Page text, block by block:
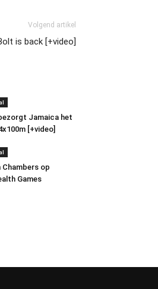
Volgend artikel
is back [+video]
Jamaica het
[+video]
Chambers op
Games